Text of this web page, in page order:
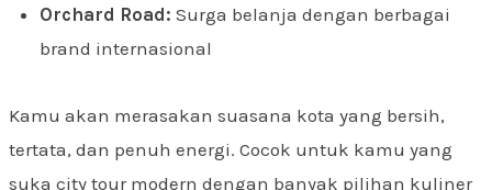
Orchard Road: Surga belanja dengan berbagai
brand internasional
Kamu akan merasakan suasana kota yang bersih,
tertata, dan penuh energi. Cocok untuk kamu yang
suka city tour modern dengan banyak pilihan kuliner